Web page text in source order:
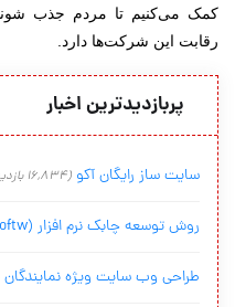
کمک می‌کنیم تا مردم جذب
رقابت این شرکت‌ها دارد.
پربازدیدترین اخبار
سایت ساز رایگان آکو (16,834 بازدید)
روش توسعه چابک نرم افزار (Agile Softw...
طراحی وب سایت ویژه